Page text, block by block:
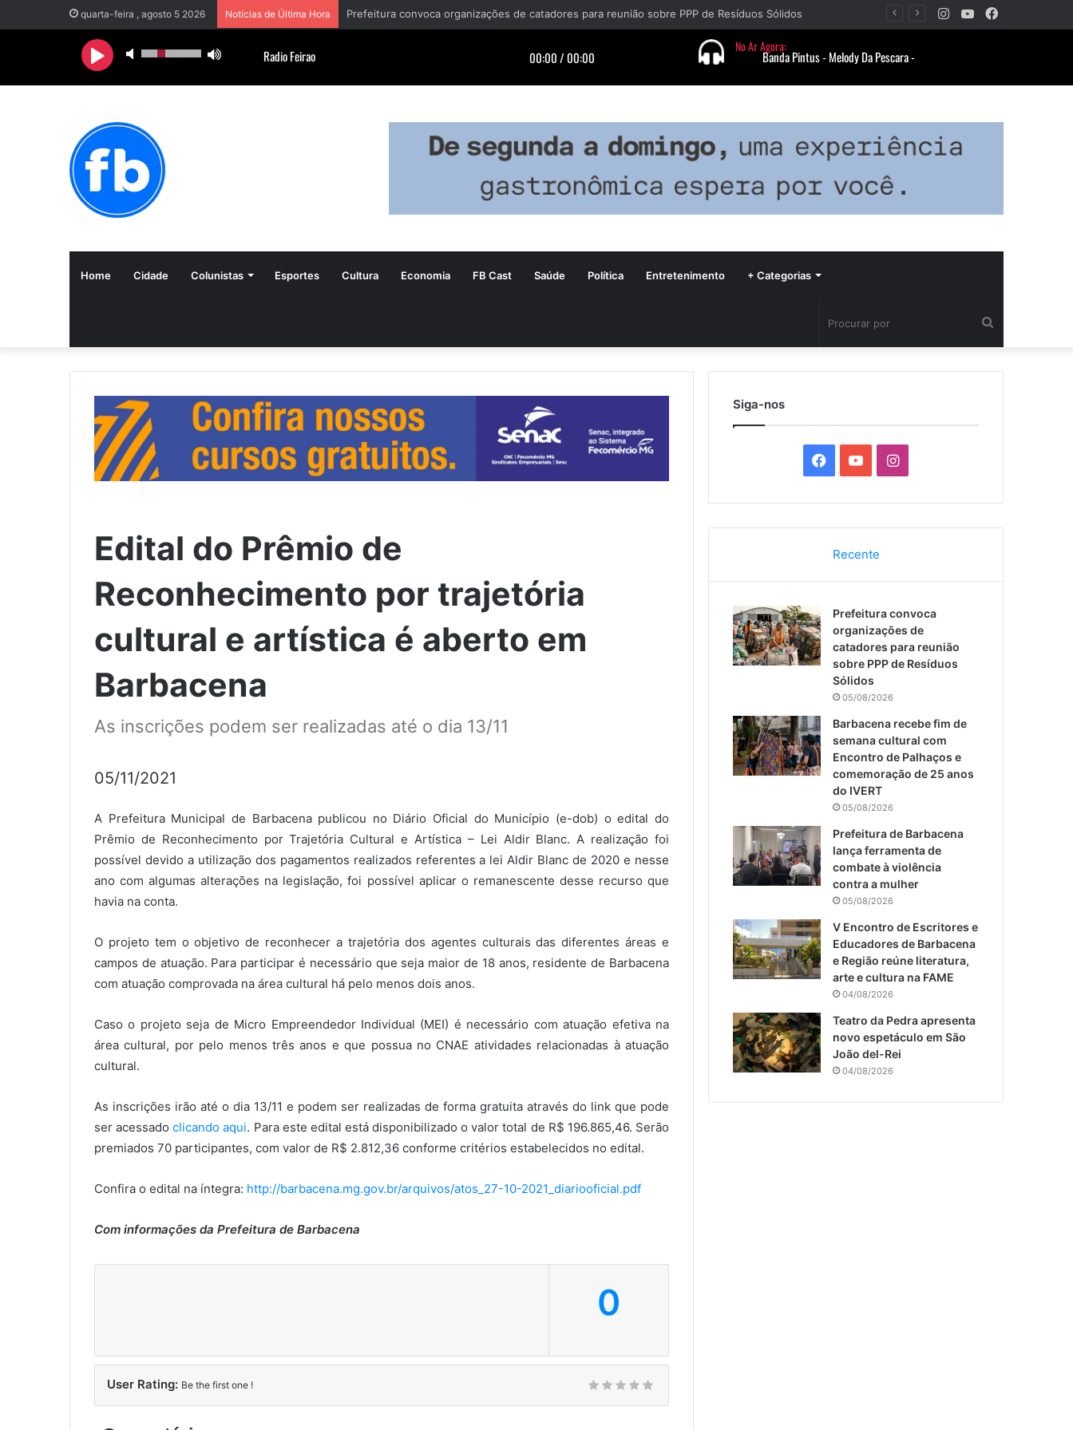
quarta-feira , agosto 5 2026 Notícias de Última Hora YouTube
Instagram
Home Cidade Colunistas Esportes Cultura Economia FB Cast Saúde Política Entretenimento + Categorias
por
Edital do Prêmio de
Reconhecimento por trajetória
cultural e artística é aberto em
Barbacena
As inscrições podem ser realizadas até o dia 13/11
05/11/2021
A Prefeitura Municipal de Barbacena publicou no Diário Oficial do Município (e-dob) o edital do
Prêmio de Reconhecimento por Trajetória Cultural e Artística – Lei Aldir Blanc. A realização foi
possível devido a utilização dos pagamentos realizados referentes a lei Aldir Blanc de 2020 e nesse
ano com algumas alterações na legislação, foi possível aplicar o remanescente desse recurso que
havia na conta.
O projeto tem o objetivo de reconhecer a trajetória dos agentes culturais das diferentes áreas e
campos de atuação. Para participar é necessário que seja maior de 18 anos, residente de Barbacena
com atuação comprovada na área cultural há pelo menos dois anos.
Caso o projeto seja de Micro Empreendedor Individual (MEI) é necessário com atuação efetiva na
área cultural, por pelo menos três anos e que possua no CNAE atividades relacionadas à atuação
cultural.
As inscrições irão até o dia 13/11 e podem ser realizadas de forma gratuita através do link que pode
ser acessadoclicando aqui. Para este edital está disponibilizado o valor total de R$ 196.865,46. Serão
premiados 70 participantes, com valor de R$ 2.812,36 conforme critérios estabelecidos no edital.
Confira o edital na íntegra: http://barbacena.mg.gov.br/arquivos/atos_27-10-2021_diariooficial.pdf
Com informações da Prefeitura de Barbacena
0
User Rating: Be the first one !
Siga-nos
c
e
b
o
o
k
u
T
u
b
e
I
s
a
g
r
Recente
Prefeitura convoca
organizações de
catadores para reunião
sobre PPP de Resíduos
Sólidos
05/08/2026
Barbacena recebe fim de
semana cultural com
Encontro de Palhaços e
comemoração de 25 anos
do IVERT
05/08/2026
Prefeitura de Barbacena
lança ferramenta de
combate à violência
contra a mulher
05/08/2026
V Encontro de Escritores e
Educadores de Barbacena
e Região reúne literatura,
arte e cultura na FAME
04/08/2026
Teatro da Pedra apresenta
novo espetáculo em São
João del-Rei
04/08/2026